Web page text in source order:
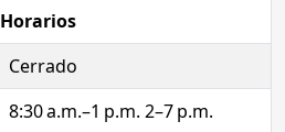
Horarios
Cerrado
8:30 a.m.–1 p.m. 2–7 p.m.